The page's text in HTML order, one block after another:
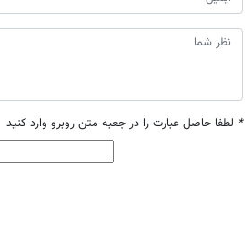
* لطفا حاصل عبارت را در جعبه متن روبرو وارد کنید